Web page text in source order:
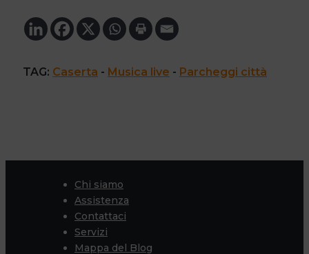
TAG: Caserta - Musica live - Parcheggi città
Chi siamo
Assistenza
Contattaci
Servizi
Mappa del Blog